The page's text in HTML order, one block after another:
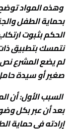
وهذه المواد توضح
بحماية الطفل
الحكم بثبوت
نتمسك بتطبيق
لم يضع المشرع
صغير أو سيدة
السبب الأول: أن
إرادته في حماية